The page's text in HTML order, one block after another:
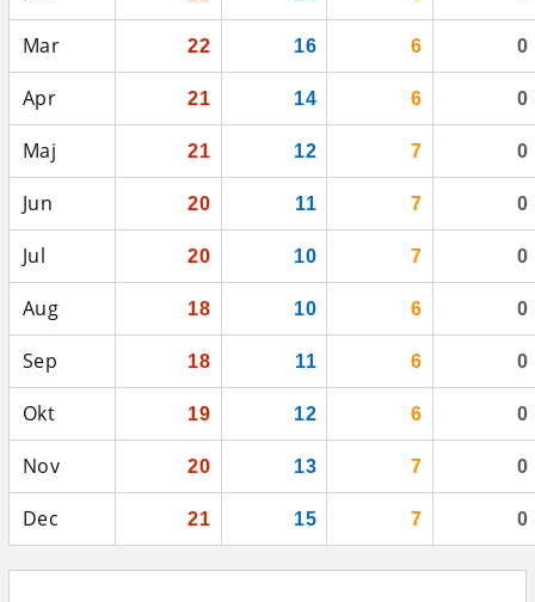
Mar 22 16 6 0
Apr 21 14 6 0
Maj 21 12 7 0
Jun 20 11 7 0
Jul 20 10 7 0
Aug 18 10 6 0
Sep 18 11 6 0
Okt 19 12 6 0
Nov 20 13 7 0
Dec 21 15 7 0